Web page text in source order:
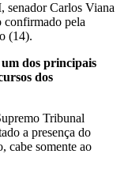
senador Carlos Viana
confirmado pela
(14).
dos principais
dos
Tribunal
a presença do
cabe somente ao